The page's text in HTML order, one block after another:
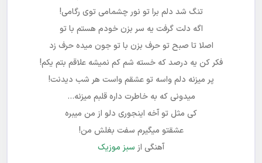
تنگ شد دلم برا تو نور چشمامی توی رگامی!
اگه دلت گرفت یه سر بزن خودم هستم با تو
اصلا تا صبح تو حرف بزن با تو جون میده حرف زد
فکر کن یه درصد که خسته شم کم نمیشه علاقم بتم یکم!
پر میزنه دلم واسه تو عشقم واست هر شب دیدنت!
میدونی که به خاطرت داره قلبم میزنه…
کی مثل تو آخه اینجوری دلو از من میبره
عشقتو میگیرم سفت بغلش من!
آهنگی از سبز موزیک